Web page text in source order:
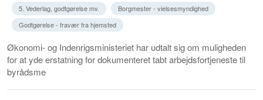
5. Vederlag, godtgørelse mv.
Borgmester - vielsesmyndighed
Godtgørelse - fravær fra hjemsted
Økonomi- og Indenrigsministeriet har udtalt sig om muligheden
for at yde erstatning for dokumenteret tabt arbejdsfortjeneste til
byrådsme